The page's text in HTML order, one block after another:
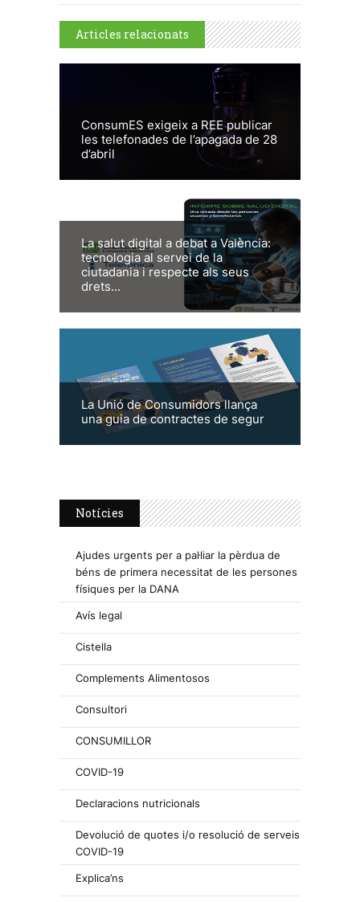
Articles relacionats
ConsumES exigeix a REE publicar
les telefonades de l’apagada de 28
d’abril
La salut digital a debat a València:
tecnologia al servei de la
ciutadania i respecte als seus
drets...
La Unió de Consumidors llança
una guia de contractes de segur
Notícies
Ajudes urgents per a pal·liar la pèrdua de
béns de primera necessitat de les persones
físiques per la DANA
Avís legal
Cistella
Complements Alimentosos
Consultori
CONSUMILLOR
COVID-19
Declaracions nutricionals
Devolució de quotes i/o resolució de serveis
COVID-19
Explica’ns